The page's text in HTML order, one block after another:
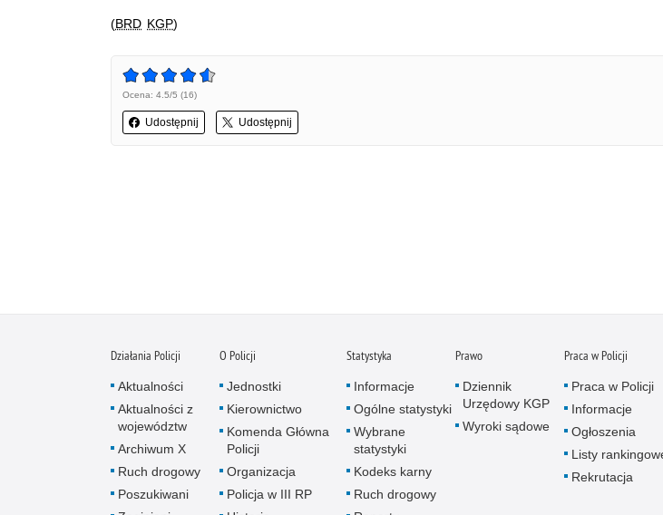
(BRD KGP)
Ocena: 4.5/5 (16)
Udostępnij Udostępnij
Działania Policji
Aktualności
Aktualności z
województw
Archiwum X
Ruch drogowy
Poszukiwani
O Policji
Jednostki
Kierownictwo
Komenda Główna
Policji
Organizacja
Policja w III RP
Statystyka
Informacje
Ogólne statystyki
Wybrane
statystyki
Kodeks karny
Ruch drogowy
Prawo
Dziennik
Urzędowy KGP
Wyroki sądowe
Praca w Policji
Praca w Policji
Informacje
Ogłoszenia
Listy
Rekrutacja